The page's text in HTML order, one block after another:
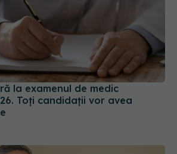
la examenul de medic
Toți candidații vor avea